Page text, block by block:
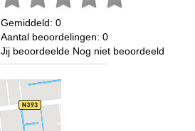
Gemiddeld: 0
Aantal beoordelingen: 0
Jij beoordeelde Nog niet beoordeeld